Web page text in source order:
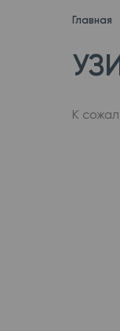
Главная
К